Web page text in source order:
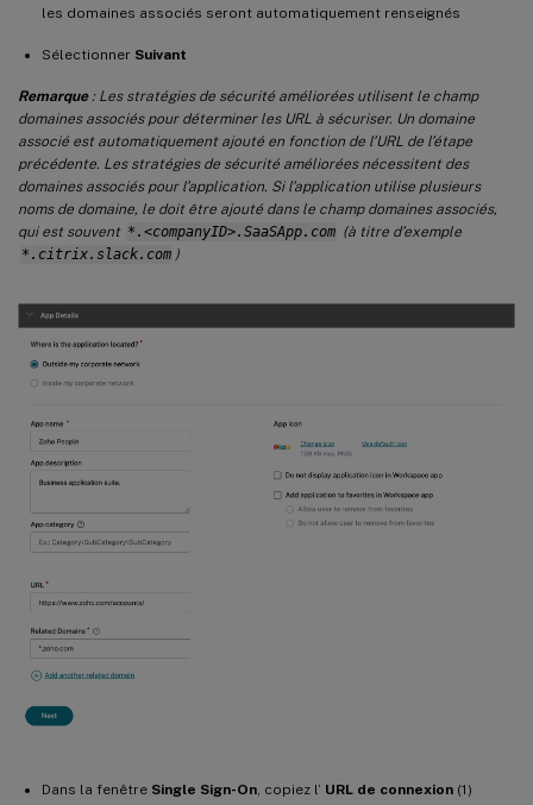
les domaines associés seront automatiquement renseignés
Sélectionner Suivant
Remarque: Les stratégies de sécurité améliorées utilisent le champ
domaines associés pour déterminer les URL à sécuriser. Un domaine
associé est automatiquement ajouté en fonction de l’URL de l’étape
précédente. Les stratégies de sécurité améliorées nécessitent des
domaines associés pour l’application. Si l’application utilise plusieurs
noms de domaine, le doit être ajouté dans le champ domaines associés,
qui est souvent *.<companyID>.SaaSApp.com (à titre d’exemple
*.citrix.slack.com )
Dans la fenêtre Single Sign-On , copiez l’ URL de connexion (1)